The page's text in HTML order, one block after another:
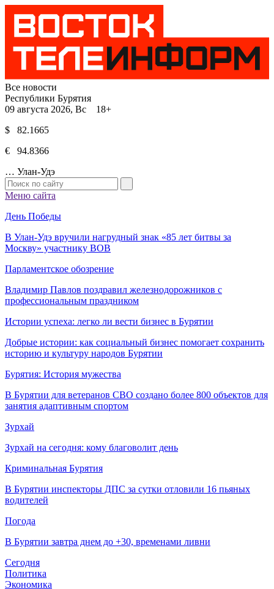
Все новости
Республики Бурятия
09 августа 2026, Вс 18+
$ 82.1665
€ 94.8366
… Улан-Удэ
Меню сайта
День Победы
В Улан-Удэ вручили нагрудный знак «85 лет битвы за
Москву» участнику ВОВ
Парламентское обозрение
Владимир Павлов поздравил железнодорожников с
профессиональным праздником
Истории успеха: легко ли вести бизнес в Бурятии
Добрые истории: как социальный бизнес помогает сохранить
историю и культуру народов Бурятии
Бурятия: История мужества
В Бурятии для ветеранов СВО создано более 800 объектов для
занятия адаптивным спортом
Зурхай
Зурхай на сегодня: кому благоволит день
Криминальная Бурятия
В Бурятии инспекторы ДПС за сутки отловили 16 пьяных
водителей
Погода
В Бурятии завтра днем до +30, временами ливни
Сегодня
Политика
Экономика